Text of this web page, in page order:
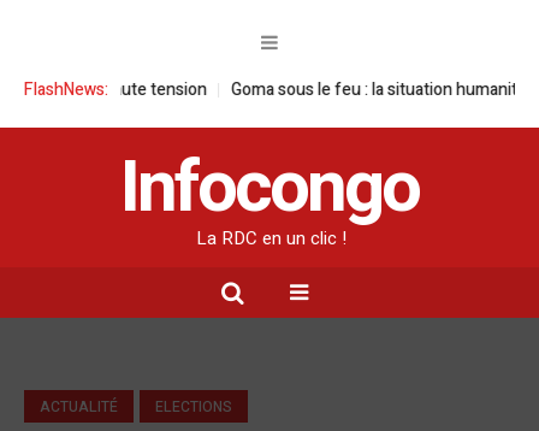
FlashNews:
haute tension Goma sous le feu : la situation humanitaire se
Infocongo
La RDC en un clic !
ACTUALITÉ ELECTIONS